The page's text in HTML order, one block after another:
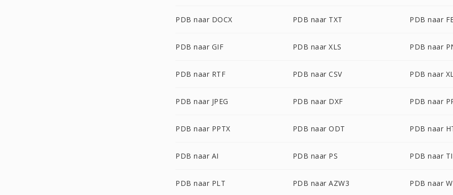
PDB naar DOCX PDB naar TXT PDB naar
PDB naar GIF PDB naar XLS PDB naar
PDB naar RTF PDB naar CSV PDB naar
PDB naar JPEG PDB naar DXF PDB naar
PDB naar PPTX PDB naar ODT PDB naar
PDB naar AI PDB naar PS PDB naar
PDB naar PLT PDB naar AZW3 PDB naar